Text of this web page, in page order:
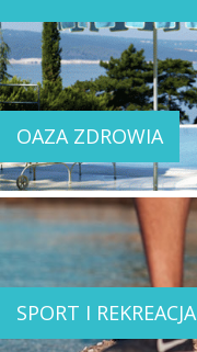
OAZA ZDROWIA
SPORT I REKREACJA